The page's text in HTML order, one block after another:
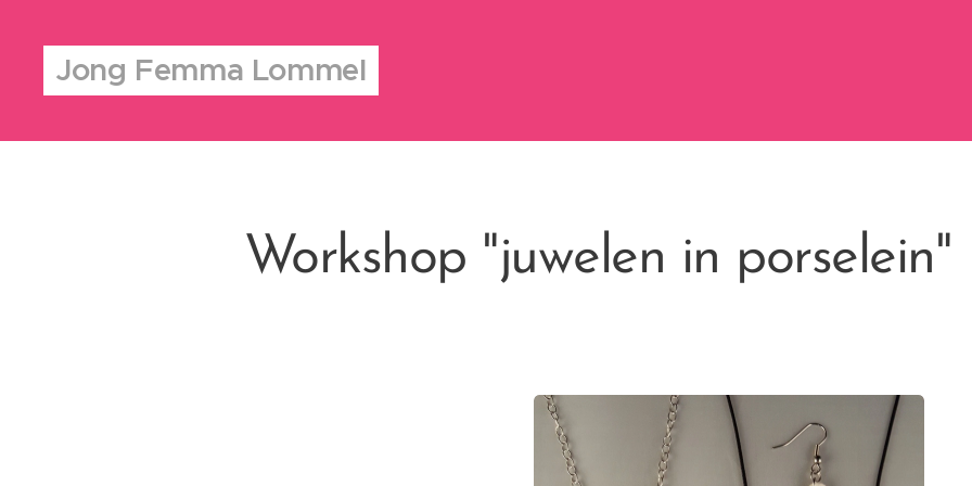
Jong Femma Lommel
Workshop "juwelen in porselein"